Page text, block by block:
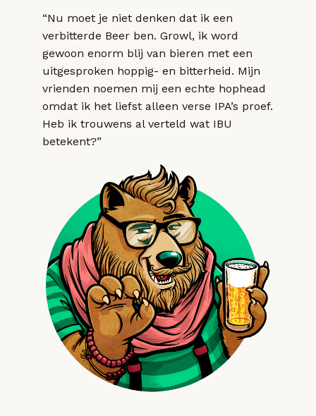
“Nu moet je niet denken dat ik een
verbitterde Beer ben. Growl, ik word
gewoon enorm blij van bieren met een
uitgesproken hoppig- en bitterheid. Mijn
vrienden noemen mij een echte hophead
omdat ik het liefst alleen verse IPA’s proef.
Heb ik trouwens al verteld wat IBU
betekent?”